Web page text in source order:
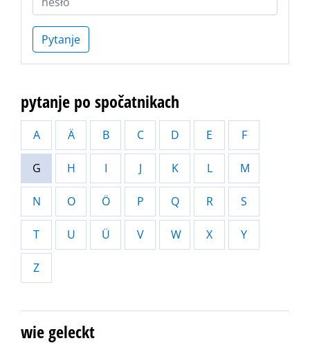
Pytanje
pytanje po spočatnikach
A Ä B C D E F
G H I J K L M
N O Ö P Q R S
T U Ü V W X Y
Z
wie geleckt